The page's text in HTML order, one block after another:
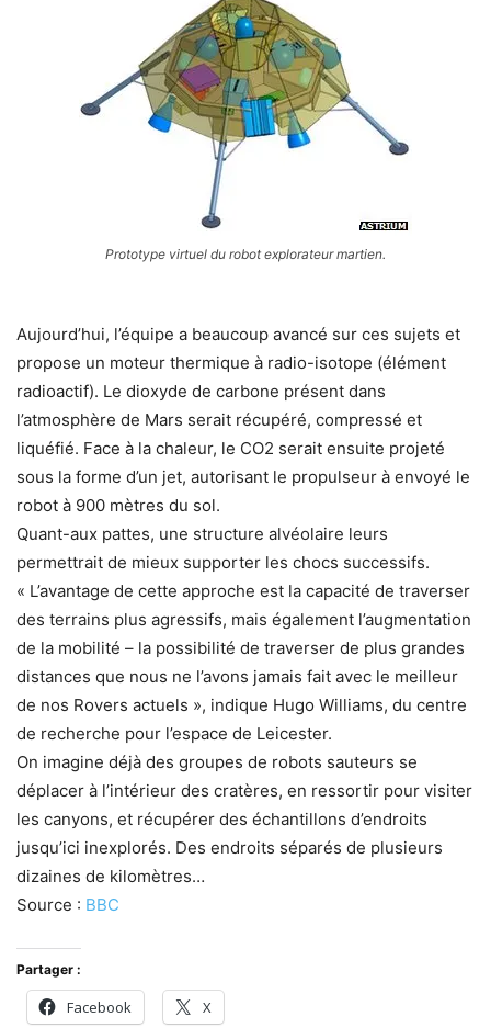
Prototype virtuel du robot explorateur martien.
Aujourd’hui, l’équipe a beaucoup avancé sur ces sujets et
propose un moteur thermique à radio-isotope (élément
radioactif). Le dioxyde de carbone présent dans
l’atmosphère de Mars serait récupéré, compressé et
liquéfié. Face à la chaleur, le CO2 serait ensuite projeté
sous la forme d’un jet, autorisant le propulseur à envoyé le
robot à 900 mètres du sol.
Quant-aux pattes, une structure alvéolaire leurs
permettrait de mieux supporter les chocs successifs.
« L’avantage de cette approche est la capacité de traverser
des terrains plus agressifs, mais également l’augmentation
de la mobilité – la possibilité de traverser de plus grandes
distances que nous ne l’avons jamais fait avec le meilleur
de nos Rovers actuels », indique Hugo Williams, du centre
de recherche pour l’espace de Leicester.
On imagine déjà des groupes de robots sauteurs se
déplacer à l’intérieur des cratères, en ressortir pour visiter
les canyons, et récupérer des échantillons d’endroits
jusqu’ici inexplorés. Des endroits séparés de plusieurs
dizaines de kilomètres…
Source : BBC
Partager :
Facebook X